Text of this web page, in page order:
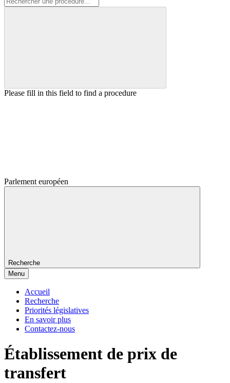
Please fill in this field to find a procedure
Parlement européen
Recherche
Menu
Accueil
Recherche
Priorités législatives
En savoir plus
Contactez-nous
Établissement de prix de
transfert